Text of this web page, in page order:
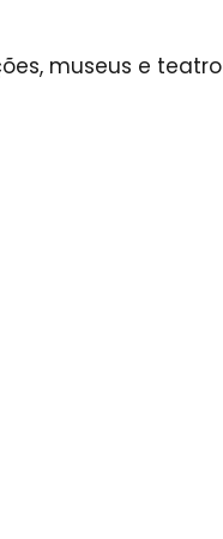
museus e teatro